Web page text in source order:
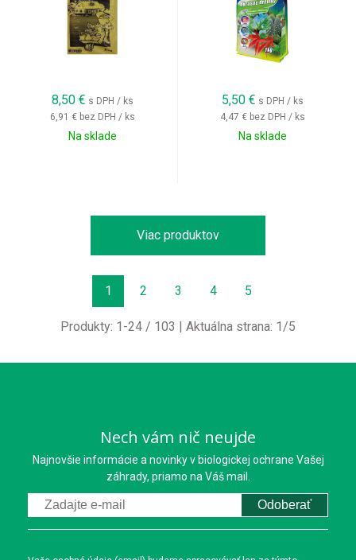
8,50 € s DPH / ks
6,91 € bez DPH / ks
Na sklade
5,50 € s DPH / ks
4,47 € bez DPH / ks
Na sklade
Viac produktov
1 2 3 4 5
Produkty: 1 -24 / 103 | Aktuálna strana: 1/5
Nech vám nič neujde
Najnovšie informácie a novinky v biologickej ochrane Vašej
záhrady, priamo na Váš mail.
Odoberať